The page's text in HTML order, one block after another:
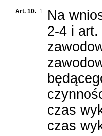
Art. 10. 1. Na
2-4 i
czas
czas